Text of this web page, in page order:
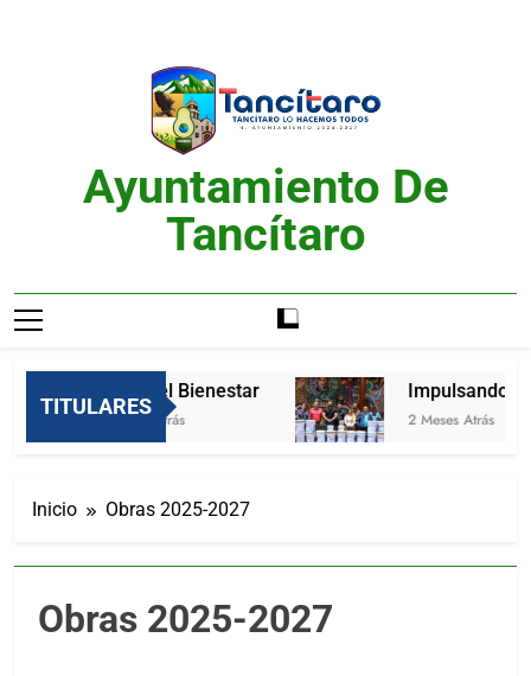
Ayuntamiento De
Tancítaro
TITULARES
Feria del Bienestar
2 Meses Atrás
Impulsando
2 Meses Atrás
Inicio Obras 2025-2027
Obras 2025-2027